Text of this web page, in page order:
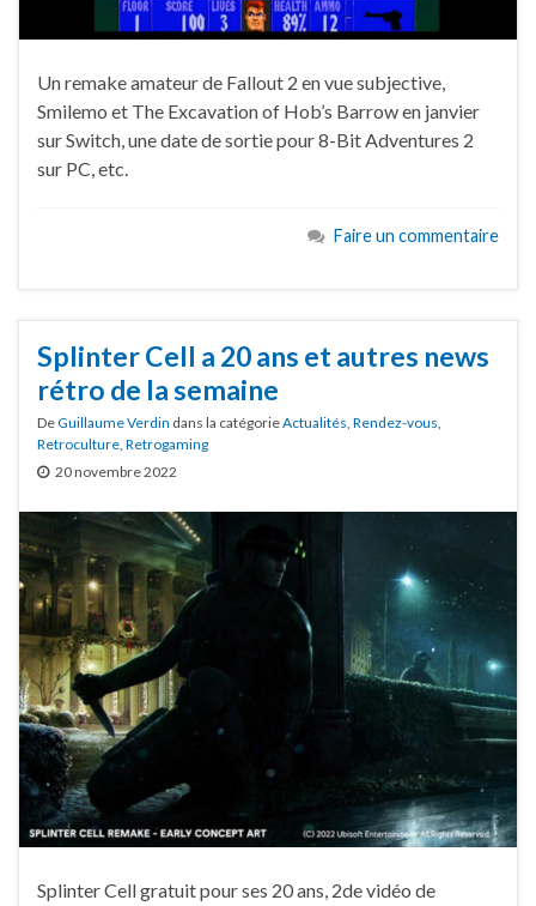
Un remake amateur de Fallout 2 en vue subjective,
Smilemo et The Excavation of Hob’s Barrow en janvier
sur Switch, une date de sortie pour 8-Bit Adventures 2
sur PC, etc.
Faire un commentaire
Splinter Cell a 20 ans et autres news
rétro de la semaine
DeGuillaume Verdin dans la catégorieActualités, Rendez-vous,
Retroculture, Retrogaming
20 novembre 2022
Splinter Cell gratuit pour ses 20 ans, 2de vidéo de